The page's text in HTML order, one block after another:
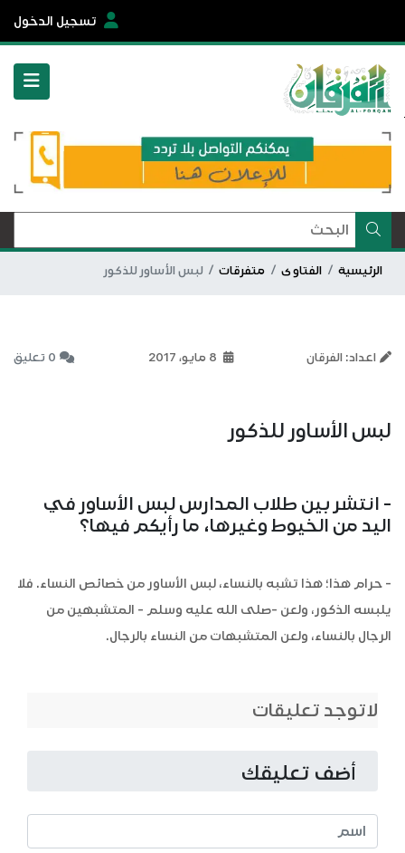
تسجيل الدخول
الرئيسية الفتاوى متفرقات لبس الأساور للذكور
اعداد: الفرقان 0 تعليق
لبس الأساور للذكور
- انتشر بين طلاب المدارس لبس الأساور في
اليد من الخيوط وغيرها، ما رأيكم فيها؟
- حرام هذا؛ هذا تشبه بالنساء، لبس الأساور من خصائص النساء. فلا
يلبسه الذكور، ولعن -صلى الله عليه وسلم - المتشبهين من
الرجال بالنساء، ولعن المتشبهات من النساء بالرجال.
لاتوجد تعليقات
أضف تعليقك